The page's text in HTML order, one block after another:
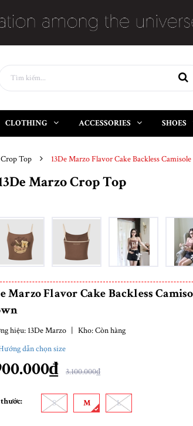
CLOTHING ACCESSORIES SHOES
Top 13De Marzo Flavor Cake Backless
Marzo Crop Top
prev
Marzo Flavor Cake Backless
hiệu: 13De Marzo | Kho:Còn hàng
dẫn chọn size
3.100.000₫
S M L